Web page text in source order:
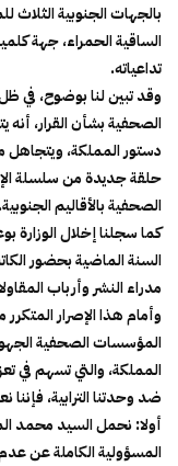
بالجهات الجنوبية
الساقية الحمراء، جهة
تداعياته.
وقد تبين لنا بوضوح، في
الصحفية بشأن القرار،
دستور المملكة،
حلقة جديدة من سلسلة
الصحفية بالأقاليم الجنوبية.
كما سجلنا إخلال الوزارة
السنة الماضية بحضور
مدراء النشر وأرباب
وأمام هذا الإصرار
المؤسسات الصحفية
المملكة، والتي تسهم في
ضد وحدتنا الترابية،
أولا:نحمل السيد محمد
المسؤولية الكاملة عن